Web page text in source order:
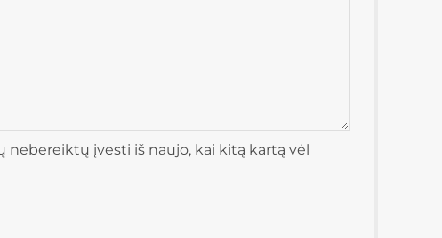
įvesti iš naujo, kai kitą kartą vėl